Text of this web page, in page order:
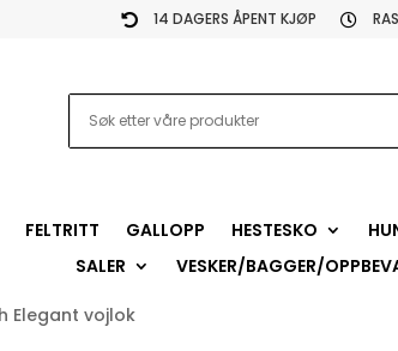
 14 DAGERS ÅPENT KJØP 
FELTRITT GALLOPP HESTESKO
SALER
VESKER/BAGGER/
Elegant vojlok